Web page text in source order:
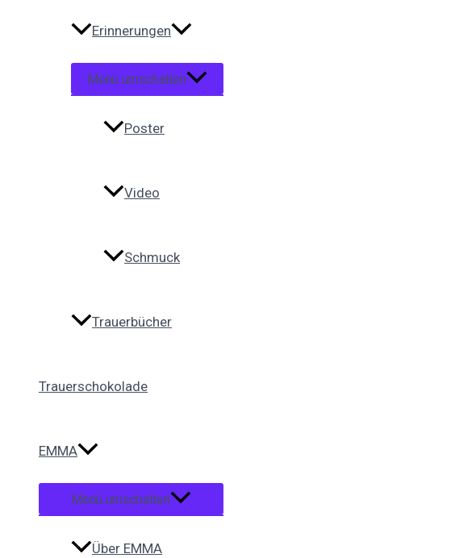
Erinnerungen
Menü umschalten
Poster
Video
Schmuck
Trauerbücher
Trauerschokolade
EMMA
Menü umschalten
Über EMMA